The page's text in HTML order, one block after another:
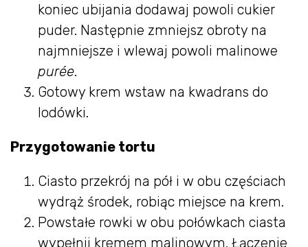
koniec ubijania dodawaj powoli cukier
puder. Następnie zmniejsz obroty na
najmniejsze i wlewaj powoli malinowe
purée.
Gotowy krem wstaw na kwadrans do
lodówki.
Przygotowanie tortu
Ciasto przekrój na pół i w obu częściach
wydrąż środek, robiąc miejsce na krem.
Powstałe rowki w obu połówkach ciasta
wypełnij kremem malinowym. Łączenie